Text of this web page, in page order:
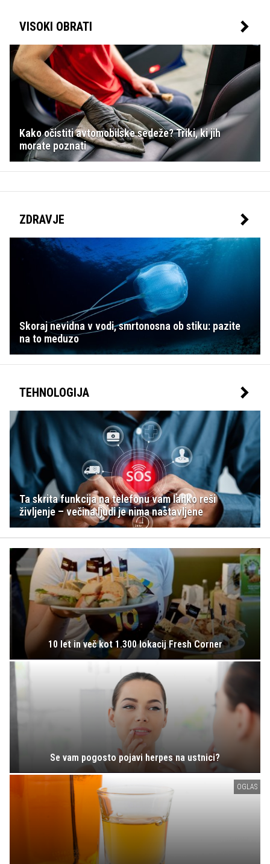
VISOKI OBRATI
Kako očistiti avtomobilske sedeže? Triki, ki jih
morate poznati
ZDRAVJE
Skoraj nevidna v vodi, smrtonosna ob stiku: pazite
na to meduzo
TEHNOLOGIJA
Ta skrita funkcija na telefonu vam lahko reši
življenje – večina ljudi je nima nastavljene
10 let in več kot 1.300 lokacij Fresh Corner
Se vam pogosto pojavi herpes na ustnici?
OGLAS